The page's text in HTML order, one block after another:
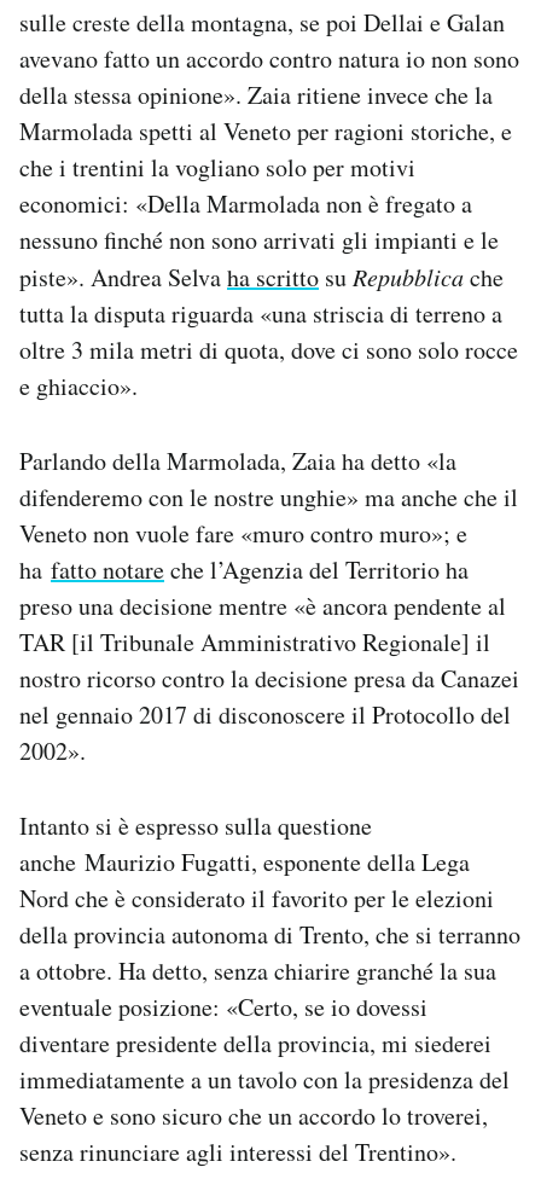
sulle creste della montagna, se poi Dellai e Galan
avevano fatto un accordo contro natura io non sono
della stessa opinione». Zaia ritiene invece che la
Marmolada spetti al Veneto per ragioni storiche, e
che i trentini la vogliano solo per motivi
economici: «Della Marmolada non è fregato a
nessuno finché non sono arrivati gli impianti e le
piste». Andrea Selvaha scritto suRepubblicache
tutta la disputa riguarda «una striscia di terreno a
oltre 3 mila metri di quota, dove ci sono solo rocce
e ghiaccio».
Parlando della Marmolada, Zaia ha detto «la
difenderemo con le nostre unghie» ma anche che il
Veneto non vuole fare «muro contro muro»; e
ha fatto notareche l’Agenzia del Territorio ha
preso una decisione mentre «è ancora pendente al
TAR [il Tribunale Amministrativo Regionale] il
nostro ricorso contro la decisione presa da Canazei
nel gennaio 2017 di disconoscere il Protocollo del
2002».
Intanto si è espresso sulla questione
anche Maurizio Fugatti, esponente della Lega
Nord che è considerato il favorito per le elezioni
della provincia autonoma di Trento, che si terranno
a ottobre. Ha detto, senza chiarire granché la sua
eventuale posizione: «Certo, se io dovessi
diventare presidente della provincia, mi siederei
immediatamente a un tavolo con la presidenza del
Veneto e sono sicuro che un accordo lo troverei,
senza rinunciare agli interessi del Trentino».